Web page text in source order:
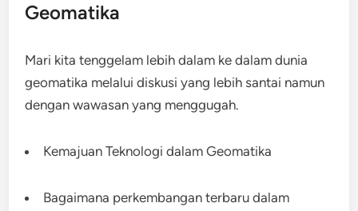
Geomatika
Mari kita tenggelam lebih dalam ke dalam dunia
geomatika melalui diskusi yang lebih santai namun
dengan wawasan yang menggugah.
Kemajuan Teknologi dalam Geomatika
Bagaimana perkembangan terbaru dalam